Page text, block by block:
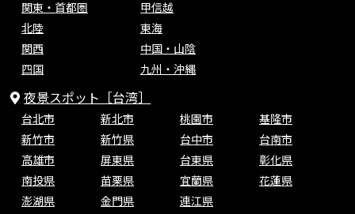
関東・首都圏
甲信越
北陸
東海
関西
中国・山陰
四国
九州・沖縄
夜景スポット［台湾］
台北市 新北市 桃園市
基隆市
新竹市
新竹県 台中市
台南市
高雄市
屏東県 台東県
彰化県
南投県
苗栗県 宜蘭県
花蓮県
澎湖県
金門県 連江県